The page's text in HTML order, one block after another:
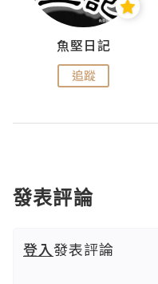
魚堅日記
追蹤
發表評論
登入發表評論